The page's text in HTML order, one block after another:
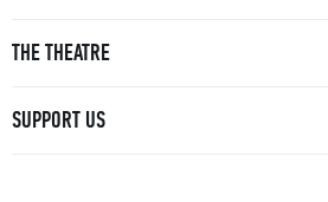
THE THEATRE
SUPPORT US